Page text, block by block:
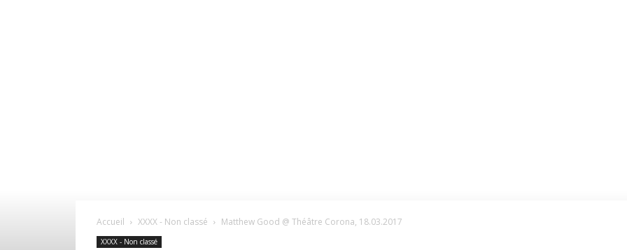
Accueil XXXX - Non classé Matthew Good @ Théâtre Corona, 18.03.2017
XXXX - Non classé